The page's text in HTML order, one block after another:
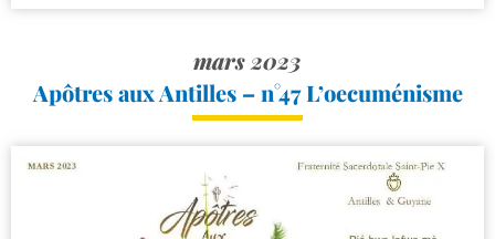
mars 2023
Apôtres aux Antilles – n°47 L’oecuménisme